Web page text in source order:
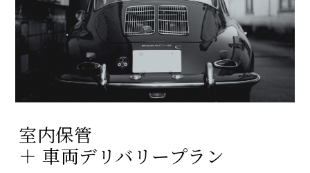
室内保管
＋ 車両デリバリープラン